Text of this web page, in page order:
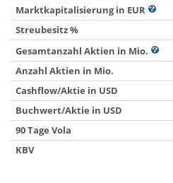
Marktkapitalisierung in EUR
Streubesitz %
Gesamtanzahl Aktien in Mio.
Anzahl Aktien in Mio.
Cashflow/Aktie in USD
Buchwert/Aktie in USD
90 Tage Vola
KBV